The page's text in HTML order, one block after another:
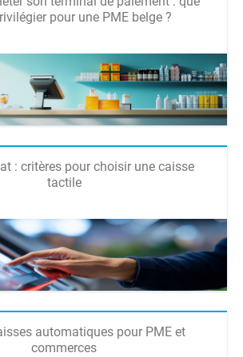
pour une PME belge ?
: critères pour choisir une caisse
tactile
automatiques pour PME et
commerces